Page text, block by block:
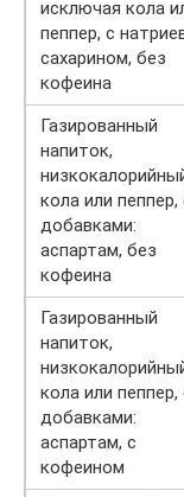
исключая кола
пеппер, с
сахарином, без
кофеина
Газированный
напиток,
кола или пеппер,
добавками:
аспартам, без
кофеина
Газированный
напиток,
кола или пеппер,
добавками:
аспартам, с
кофеином